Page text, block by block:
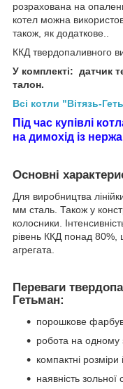
розрахована на
котел можна
також, як додаткове..
ККД твердопаливного
У комплекті: датчик
талон.
Всі котли "Вітязь-
Під час купівлі
на димохід із
Основні
Для виробництва
мм сталь. Також у
колосники.
рівень ККД понад 80%,
агрегата.
Переваги
Гетьман:
порошкове
робота на одному
компактні розміри
наявність зольної